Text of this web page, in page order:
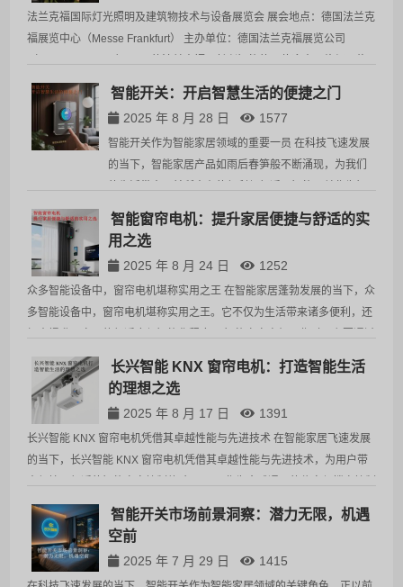
法兰克福国际灯光照明及建筑物技术与设备展览会 展会地点：德国法兰克
福展览中心（Messe Frankfurt） 主办单位：德国法兰克福展览公司
的全球客商，成为本次展会中备受关注的中国智能品牌。 开展…
智能开关：开启智慧生活的便捷之门
2025 年 8 月 28 日 1577
智能开关作为智能家居领域的重要一员 在科技飞速发展
的当下，智能家居产品如雨后春笋般不断涌现，为我们
能家居领域的重要一员，正逐渐成为现代家庭的标配，
引领着智慧生活的新潮流。那么，究竟什么是智能开
关？它又…
智能窗帘电机：提升家居便捷与舒适的实
用之选
2025 年 8 月 24 日 1252
众多智能设备中，窗帘电机堪称实用之王 在智能家居蓬勃发展的当下，众
多智能设备中，窗帘电机堪称实用之王。它不仅为生活带来诸多便利，还
数码芯片精准控制电机运转。当接收到控制指令，如来自遥…
长兴智能 KNX 窗帘电机：打造智能生活
的理想之选​
2025 年 8 月 17 日 1391
长兴智能 KNX 窗帘电机凭借其卓越性能与先进技术 在智能家居飞速发展
的当下，长兴智能 KNX 窗帘电机凭借其卓越性能与先进技术，为用户带
标准，稳定性与兼容性极高。长兴智能 KNX 窗帘电机基于此标…
智能开关市场前景洞察：潜力无限，机遇
空前
2025 年 7 月 29 日 1415